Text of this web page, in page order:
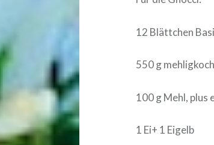
12 Blättchen
550 g
100 g Mehl,
1 Ei+ 1 Eigelb